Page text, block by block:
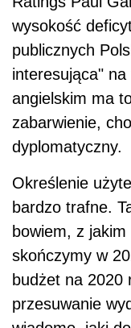
bowiem, z
skończymy w
budżet na 2020
przesuwanie
wiadomo, jaki
lata planowany.
społeczna nie
kontrolować.
2021 r. są
otworzył sobie
kształtowania
Oczywiście
jaki jest stan